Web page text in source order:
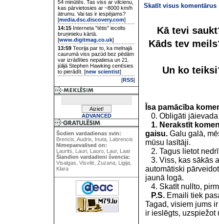
54 minūtēs. Tas viss ar vilcienu,
kas pārvietosies ar ~8000 km/h
ātrumu. Vai tas ir iespējams?
[media.dsc.discovery.com]
14:15 Interneta "tētis" iecelts
bruņinieku kārtā.
[www.digitmag.co.uk]
13:59 Teorija par to, ka melnajā
caurumā viss pazūd bez pēdām
var izrādīties nepatiesa un 21.
jūlijā Stephen Hawking centīsies
to pierādīt. [new scientist]
[RSS]
ADVANCED
Šodien vardadienas svin:
Brencis, Audris, Inuta, Labrencis
Nimepaevalised on:
Laurits, Lauri, Lauro, Laur, Laar
Šiandien vardadieni švencia:
Visalgas, Visvilė, Zuzana, Ligija,
Klara
Skatīt visus komentārus
Kā tevi
Kāds tev
Un ko
Īsa pamācība
0. Obligāti jāievada
1. Nerakstīt
gaisu. Galu galā,
mūsu lasītāji.
2. Tagus lietot
3. Viss, kas sākās
automātiski
jaunā logā.
4. Skatīt nullto,
P.S. Emaili tiek
Tagad, visiem jums
ir ieslēgts, uzspiežot